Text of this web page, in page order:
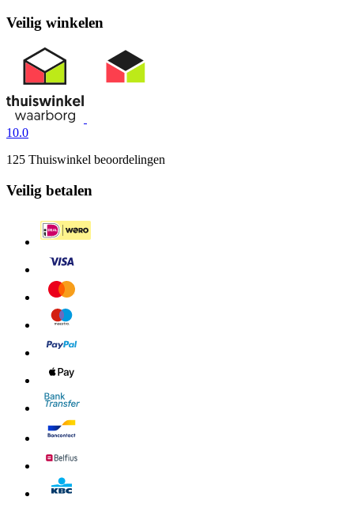
Veilig winkelen
10.0
125 Thuiswinkel beoordelingen
Veilig betalen